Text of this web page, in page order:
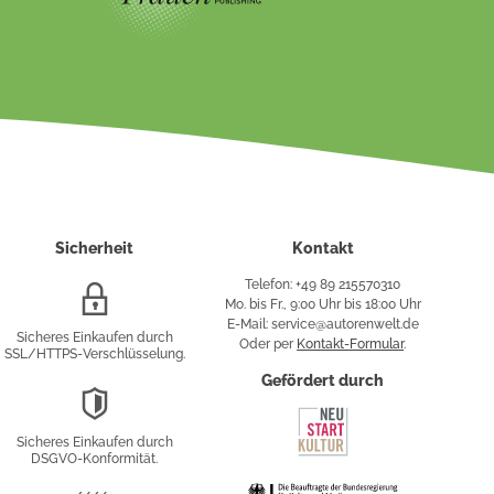
Sicherheit
Verschlüsselung
Sicheres Einkaufen durch
SSL/HTTPS-Verschlüsselung.
Sicheres Einkaufen durch
DSGVO-Konformität.
Kontakt
Telefon: +49 89 215570310
Mo. bis Fr., 9:00 Uhr bis 18:00 Uhr
E-Mail: service@autorenwelt.de
Oder per Kontakt-Formular.
Gefördert durch